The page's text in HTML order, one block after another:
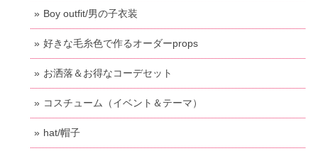
Boy outfit/男の子衣装
好きな毛糸色で作るオーダーprops
お洒落＆お得なコーデセット
コスチューム（イベント＆テーマ）
hat/帽子